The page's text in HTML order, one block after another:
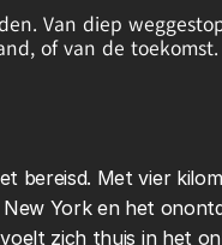
Van diep
of van de
bereisd. Met vier
York en het
zich thuis in het